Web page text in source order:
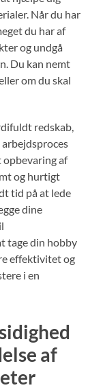
Når du har
du har af
og undgå
Du kan nemt
om du skal
redskab,
opbevaring af
og hurtigt
tid på at lede
dine
tage din hobby
effektivitet og
i en
af